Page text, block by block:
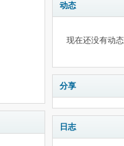
动态
现在还没有动态
分享
日志